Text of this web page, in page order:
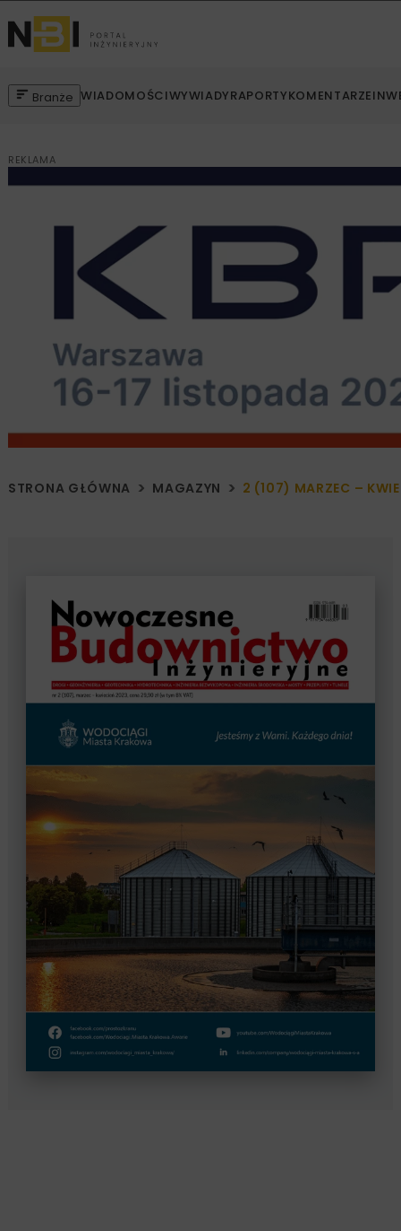
Branże WIADOMOŚCIWYWIADYRAPORTYKOMENTARZE
REKLAMA
STRONA GŁÓWNA MAGAZYN 2 (107) MARZEC –